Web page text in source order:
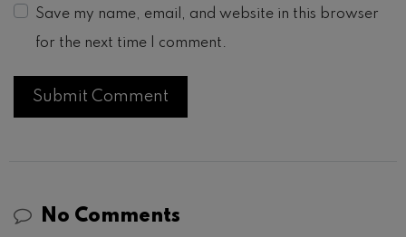
Save my name, email, and website in this browser
for the next time I comment.
No Comments